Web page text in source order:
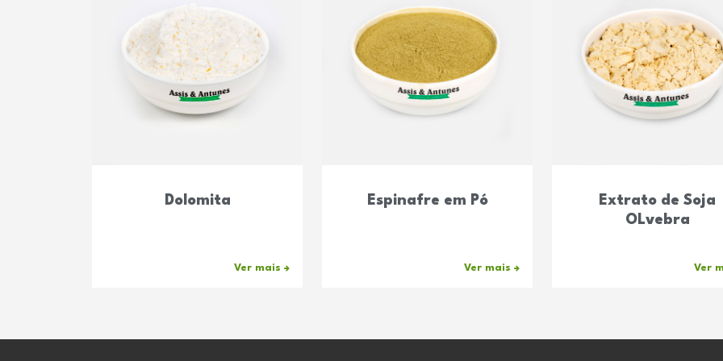
Dolomita
Ver mais
Espinafre em Pó
Ver mais
Extrato de Soja
OLvebra
Ver